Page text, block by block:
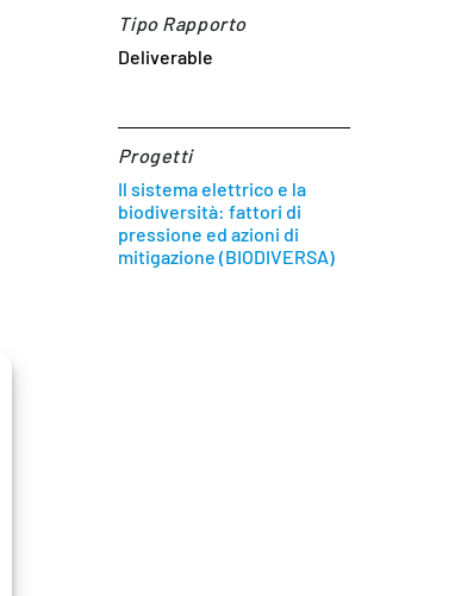
Tipo Rapporto
Deliverable
Progetti
Il sistema elettrico e la
biodiversità: fattori di
pressione ed azioni di
mitigazione (BIODIVERSA)